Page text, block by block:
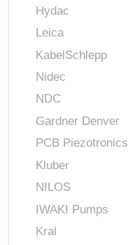
Hydac
Leica
KabelSchlepp
Nidec
NDC
Gardner Denver
PCB Piezotronics
Kluber
NILOS
IWAKI Pumps
Kral